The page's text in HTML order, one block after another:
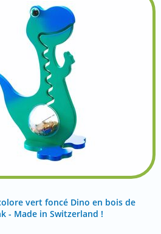
vert foncé Dino en bois de
- Made in Switzerland !